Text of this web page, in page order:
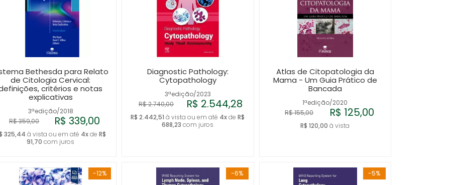
3ªedição/2018
Bethesda para Relato
de Citologia Cervical:
critérios e notas
explicativas
R$ 359,00 R$ 339,00
325,44 à vista ou em até 4xde R$
91,70 com juros
3ªedição/2023
Diagnostic Pathology:
Cytopathology
R$ 2.740,00 R$ 2.544,28
R$ 2.442,51 à vista ou em até 4xdeR$
688,23 com juros
1ªedição/2020
Atlas de Citopatologia da
Mama - Um Guia Prático de
Bancada
R$ 155,00 R$ 125,00
R$ 120,00 à vista
-12% -6% -5%